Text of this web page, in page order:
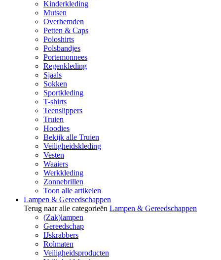
Kinderkleding
Mutsen
Overhemden
Petten & Caps
Poloshirts
Polsbandjes
Portemonnees
Regenkleding
Sjaals
Sokken
Sportkleding
T-shirts
Teenslippers
Truien
Hoodies
Bekijk alle Truien
Veiligheidskleding
Vesten
Waaiers
Werkkleding
Zonnebrillen
Toon alle artikelen
Lampen & Gereedschappen
Terug naar alle categorieën Lampen & Gereedschappen
(Zak)lampen
Gereedschap
IJskrabbers
Rolmaten
Veiligheidsproducten